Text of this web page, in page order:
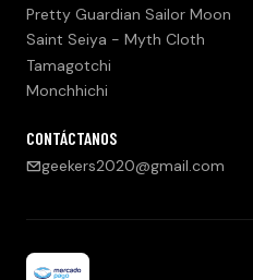
Pretty Guardian Sailor Moon
Saint Seiya - Myth Cloth
Tamagotchi
Monchhichi
CONTÁCTANOS
geekers2020@gmail.com